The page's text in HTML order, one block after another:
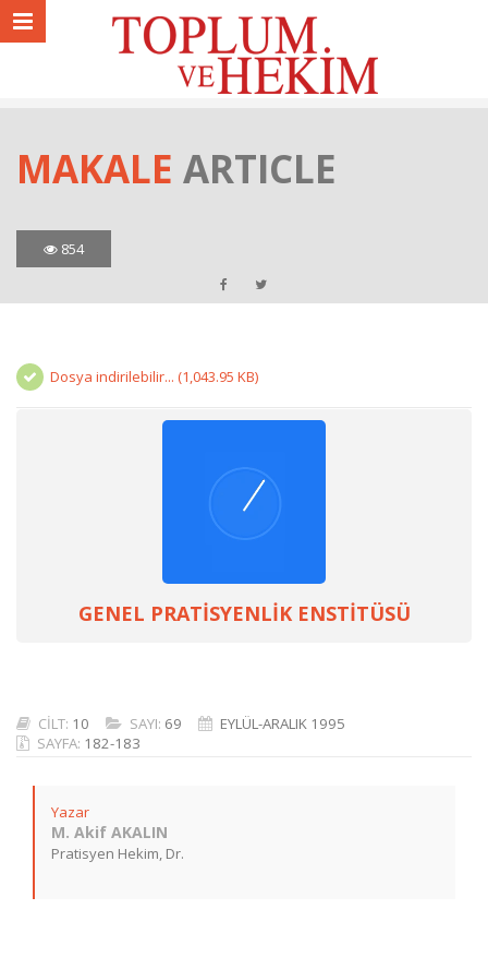
MAKALE ARTICLE
854
Dosya indirilebilir... (1,043.95 KB)
GENEL PRATİSYENLİK ENSTİTÜSÜ
CİLT: 10 SAYI: 69
EYLÜL-ARALIK 1995
SAYFA: 182-183
Yazar
M. Akif AKALIN
Pratisyen Hekim, Dr.